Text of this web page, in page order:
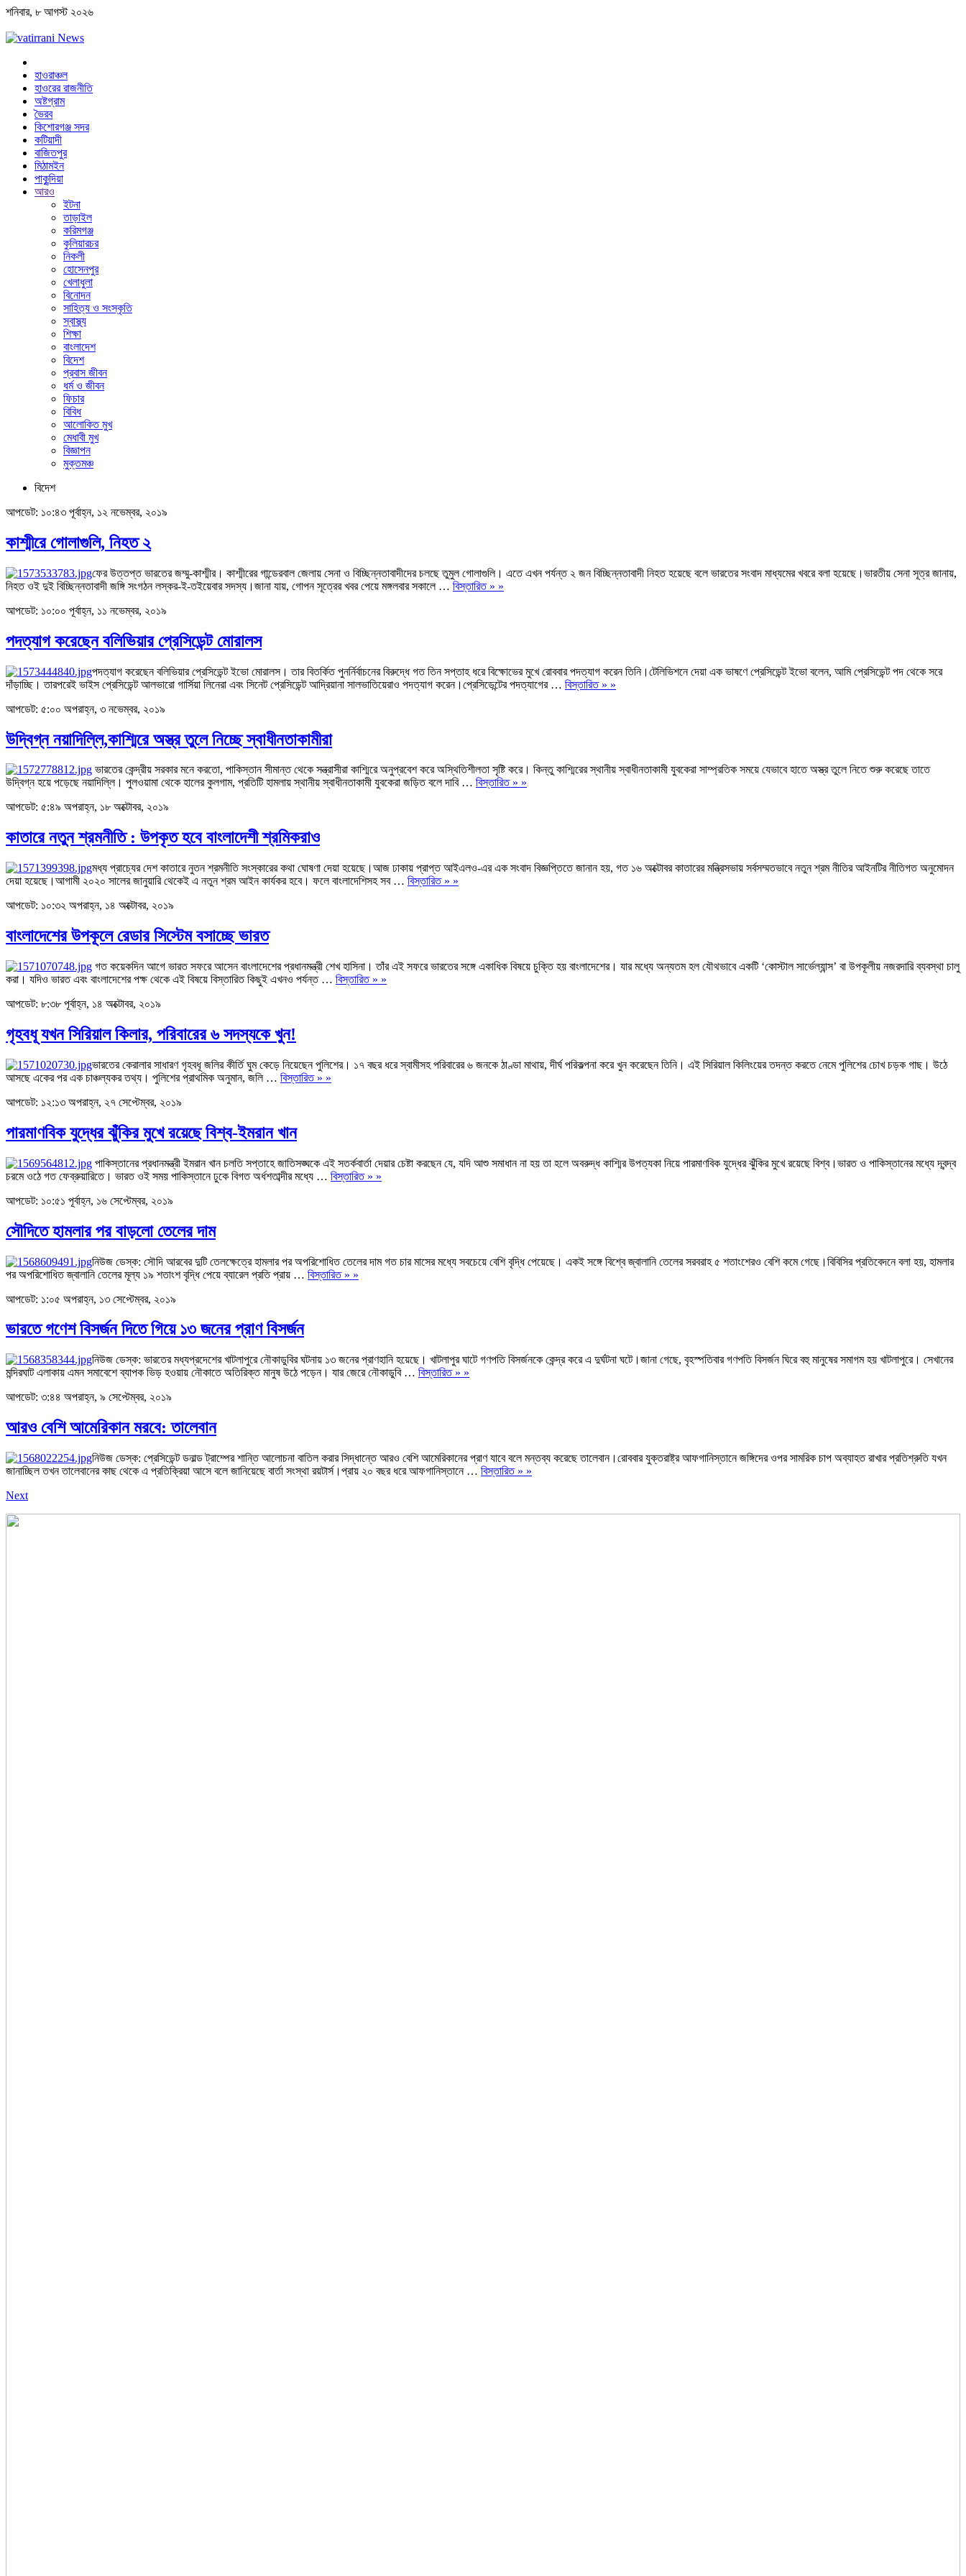
শনিবার, ৮ আগস্ট ২০২৬
হাওরাঞ্চল
হাওরের রাজনীতি
অষ্টগ্রাম
ভৈরব
কিশোরগঞ্জ সদর
কটিয়াদী
বাজিতপুর
মিঠামইন
পাকুন্দিয়া
আরও
ইটনা
তাড়াইল
করিমগঞ্জ
কুলিয়ারচর
নিকলী
হোসেনপুর
খেলাধুলা
বিনোদন
সাহিত্য ও সংস্কৃতি
স্বাস্থ্য
শিক্ষা
বাংলাদেশ
বিদেশ
প্রবাস জীবন
ধর্ম ও জীবন
ফিচার
বিবিধ
আলোকিত মুখ
মেধাবী মুখ
বিজ্ঞাপন
মুক্তমঞ্চ
বিদেশ
আপডেট: ১০:৪৩ পূর্বাহ্ন, ১২ নভেম্বর, ২০১৯
কাশ্মীরে গোলাগুলি, নিহত ২
ফের উত্তপ্ত ভারতের জম্মু-কাশ্মীর। কাশ্মীরের গান্ডেরবাল জেলায় সেনা ও বিচ্ছিন্নতাবাদীদের চলছে তুমুল গোলাগুলি। এতে এখন পর্যন্ত ২ জন বিচ্ছিন্নতাবাদী নিহত হয়েছে বলে ভারতের সংবাদ মাধ্যমের খবরে বলা হয়েছে।ভারতীয় সেনা সূত্র জানায়,
নিহত ওই দুই বিচ্ছিন্নতাবাদী জঙ্গি সংগঠন লস্কর-ই-তইয়েবার সদস্য।জানা যায়, গোপন সূত্রের খবর পেয়ে মঙ্গলবার সকালে … বিস্তারিত » »
আপডেট: ১০:০০ পূর্বাহ্ন, ১১ নভেম্বর, ২০১৯
পদত্যাগ করেছেন বলিভিয়ার প্রেসিডেন্ট মোরালস
পদত্যাগ করেছেন বলিভিয়ার প্রেসিডেন্ট ইভো মোরালস। তার বিতর্কিত পুনর্নির্বাচনের বিরুদ্ধে গত তিন সপ্তাহ ধরে বিক্ষোভের মুখে রোববার পদত্যাগ করেন তিনি।টেলিভিশনে দেয়া এক ভাষণে প্রেসিডেন্ট ইভো বলেন, আমি প্রেসিডেন্ট পদ থেকে সরে
দাঁড়াচ্ছি। তারপরেই ভাইস প্রেসিডেন্ট আলভারো গার্সিয়া লিনেরা এবং সিনেট প্রেসিডেন্ট আদ্রিয়ানা সালভাতিয়েরাও পদত্যাগ করেন।প্রেসিডেন্টের পদত্যাগের … বিস্তারিত » »
আপডেট: ৫:০০ অপরাহ্ন, ৩ নভেম্বর, ২০১৯
উদ্বিগ্ন নয়াদিল্লি,কাশ্মিরে অস্ত্র তুলে নিচ্ছে স্বাধীনতাকামীরা
ভারতের কেন্দ্রীয় সরকার মনে করতো, পাকিস্তান সীমান্ত থেকে সন্ত্রাসীরা কাশ্মিরে অনুপ্রবেশ করে অস্থিতিশীলতা সৃষ্টি করে। কিন্তু কাশ্মিরের স্থানীয় স্বাধীনতাকামী যুবকেরা সাম্প্রতিক সময়ে যেভাবে হাতে অস্ত্র তুলে নিতে শুরু করেছে তাতে
উদ্বিগ্ন হয়ে পড়েছে নয়াদিল্লি। পুলওয়ামা থেকে হালের কুলগাম, প্রতিটি হামলায় স্থানীয় স্বাধীনতাকামী যুবকেরা জড়িত বলে দাবি … বিস্তারিত » »
আপডেট: ৫:৪৯ অপরাহ্ন, ১৮ অক্টোবর, ২০১৯
কাতারে নতুন শ্রমনীতি : উপকৃত হবে বাংলাদেশী শ্রমিকরাও
মধ্য প্রাচ্যের দেশ কাতারে নুতন শ্রমনীতি সংস্কারের কথা ঘোষণা দেয়া হয়েছে।আজ ঢাকায় প্রাপ্ত আইএলও-এর এক সংবাদ বিজ্ঞপ্তিতে জানান হয়, গত ১৬ অক্টোবর কাতারের মন্ত্রিসভায় সর্বসম্মতভাবে নতুন শ্রম নীতির আইনটির নীতিগত অনুমোদন
দেয়া হয়েছে।আগামী ২০২০ সালের জানুয়ারি থেকেই এ নতুন শ্রম আইন কার্যকর হবে। ফলে বাংলাদেশিসহ সব … বিস্তারিত » »
আপডেট: ১০:৩২ অপরাহ্ন, ১৪ অক্টোবর, ২০১৯
বাংলাদেশের উপকূলে রেডার সিস্টেম বসাচ্ছে ভারত
গত কয়েকদিন আগে ভারত সফরে আসেন বাংলাদেশের প্রধানমন্ত্রী শেখ হাসিনা। তাঁর এই সফরে ভারতের সঙ্গে একাধিক বিষয়ে চুক্তি হয় বাংলাদেশের। যার মধ্যে অন্যতম হল যৌথভাবে একটি ‘কোস্টাল সার্ভেল্যান্স’ বা উপকূলীয় নজরদারি ব্যবস্থা চালু
করা। যদিও ভারত এবং বাংলাদেশের পক্ষ থেকে এই বিষয়ে বিস্তারিত কিছুই এখনও পর্যন্ত … বিস্তারিত » »
আপডেট: ৮:৩৮ পূর্বাহ্ন, ১৪ অক্টোবর, ২০১৯
গৃহবধূ যখন সিরিয়াল কিলার, পরিবারের ৬ সদস্যকে খুন!
ভারতের কেরালার সাধারণ গৃহবধূ জলির কীর্তি ঘুম কেড়ে নিয়েছেন পুলিশের। ১৭ বছর ধরে স্বামীসহ পরিবারের ৬ জনকে ঠাণ্ডা মাথায়, দীর্ঘ পরিকল্পনা করে খুন করেছেন তিনি। এই সিরিয়াল কিলিংয়ের তদন্ত করতে নেমে পুলিশের চোখ চড়ক গাছ। উঠে
আসছে একের পর এক চাঞ্চল্যকর তথ্য। পুলিশের প্রাথমিক অনুমান, জলি … বিস্তারিত » »
আপডেট: ১২:১৩ অপরাহ্ন, ২৭ সেপ্টেম্বর, ২০১৯
পারমাণবিক যুদ্ধের ঝুঁকির মুখে রয়েছে বিশ্ব-ইমরান খান
পাকিস্তানের প্রধানমন্ত্রী ইমরান খান চলতি সপ্তাহে জাতিসঙ্ঘকে এই সতর্কবার্তা দেয়ার চেষ্টা করছেন যে, যদি আশু সমাধান না হয় তা হলে অবরুদ্ধ কাশ্মির উপত্যকা নিয়ে পারমাণবিক যুদ্ধের ঝুঁকির মুখে রয়েছে বিশ্ব।ভারত ও পাকিস্তানের মধ্যে দ্বন্দ্ব
চরমে ওঠে গত ফেব্রুয়ারিতে। ভারত ওই সময় পাকিস্তানে ঢুকে বিগত অর্ধশতাব্দীর মধ্যে … বিস্তারিত » »
আপডেট: ১০:৫১ পূর্বাহ্ন, ১৬ সেপ্টেম্বর, ২০১৯
সৌদিতে হামলার পর বাড়লো তেলের দাম
নিউজ ডেস্ক: সৌদি আরবের দুটি তেলক্ষেত্রে হামলার পর অপরিশোধিত তেলের দাম গত চার মাসের মধ্যে সবচেয়ে বেশি বৃদ্ধি পেয়েছে। একই সঙ্গে বিশ্বে জ্বালানি তেলের সরবরাহ ৫ শতাংশেরও বেশি কমে গেছে।বিবিসির প্রতিবেদনে বলা হয়, হামলার
পর অপরিশোধিত জ্বালানি তেলের মূল্য ১৯ শতাংশ বৃদ্ধি পেয়ে ব্যারেল প্রতি প্রায় … বিস্তারিত » »
আপডেট: ১:০৫ অপরাহ্ন, ১৩ সেপ্টেম্বর, ২০১৯
ভারতে গণেশ বিসর্জন দিতে গিয়ে ১৩ জনের প্রাণ বিসর্জন
নিউজ ডেস্ক: ভারতের মধ্যপ্রদেশের খাটলাপুরে নৌকাডুবির ঘটনায় ১৩ জনের প্রাণহানি হয়েছে। খাটলাপুর ঘাটে গণপতি বিসর্জনকে কেন্দ্র করে এ দুর্ঘটনা ঘটে।জানা গেছে, বৃহস্পতিবার গণপতি বিসর্জন ঘিরে বহু মানুষের সমাগম হয় খাটলাপুরে। সেখানের
মন্দিরঘাট এলাকায় এমন সমাবেশে ব্যাপক ভিড় হওয়ায় নৌকাতে অতিরিক্ত মানুষ উঠে পড়েন। যার জেরে নৌকাডুবি … বিস্তারিত » »
আপডেট: ৩:৪৪ অপরাহ্ন, ৯ সেপ্টেম্বর, ২০১৯
আরও বেশি আমেরিকান মরবে: তালেবান
নিউজ ডেস্ক: প্রেসিডেন্ট ডনাল্ড ট্রাম্পের শান্তি আলোচনা বাতিল করার সিদ্ধান্তে আরও বেশি আমেরিকানের প্রাণ যাবে বলে মন্তব্য করেছে তালেবান।রোববার যুক্তরাষ্ট্র আফগানিস্তানে জঙ্গিদের ওপর সামরিক চাপ অব্যাহত রাখার প্রতিশ্রুতি যখন
জানাচ্ছিল তখন তালেবানের কাছ থেকে এ প্রতিক্রিয়া আসে বলে জানিয়েছে বার্তা সংস্থা রয়টার্স।প্রায় ২০ বছর ধরে আফগানিস্তানে … বিস্তারিত » »
Next